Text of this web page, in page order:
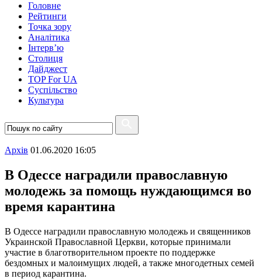
Головне
Рейтинги
Точка зору
Аналітика
Інтерв’ю
Столиця
Дайджест
TOP For UA
Суспiльство
Культура
Архiв 01.06.2020 16:05
В Одессе наградили православную
молодежь за помощь нуждающимся во
время карантина
В Одессе наградили православную молодежь и священников
Украинской Православной Церкви, которые принимали
участие в благотворительном проекте по поддержке
бездомных и малоимущих людей, а также многодетных семей
в период карантина.